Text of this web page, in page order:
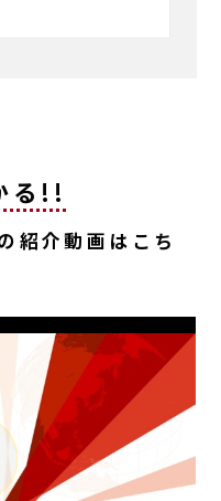
る!!
紹介動画はこち